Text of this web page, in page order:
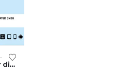
Verkehrsrecht für die Polizeiausbildung